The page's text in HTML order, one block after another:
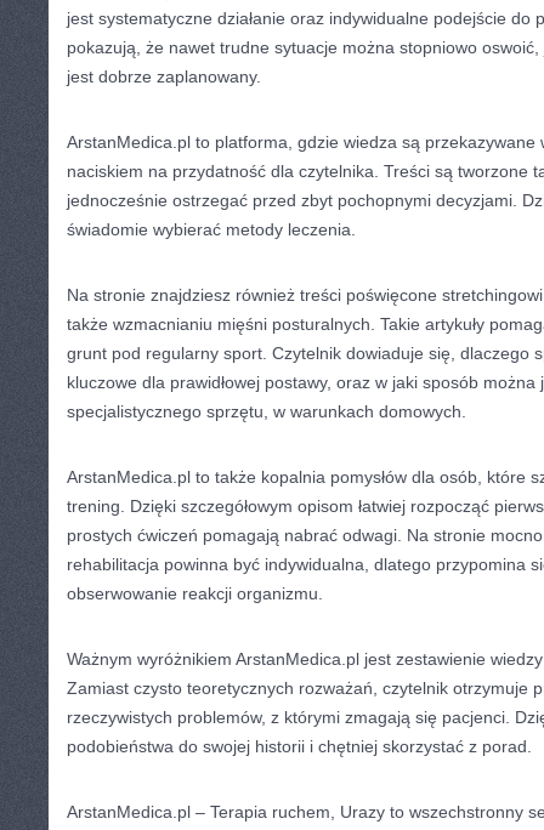
jest systematyczne działanie oraz indywidualne podejście do
pokazują, że nawet trudne sytuacje można stopniowo
jest dobrze zaplanowany.
ArstanMedica.pl to platforma, gdzie wiedza są przekazywane
naciskiem na przydatność dla czytelnika. Treści są tworzone
jednocześnie ostrzegać przed zbyt pochopnymi decyzjami.
świadomie wybierać metody leczenia.
Na stronie znajdziesz również treści poświęcone
także wzmacnianiu mięśni posturalnych. Takie artykuły
grunt pod regularny sport. Czytelnik dowiaduje się, dlaczego
kluczowe dla prawidłowej postawy, oraz w jaki sposób można
specjalistycznego sprzętu, w warunkach domowych.
ArstanMedica.pl to także kopalnia pomysłów dla osób, które
trening. Dzięki szczegółowym opisom łatwiej rozpocząć
prostych ćwiczeń pomagają nabrać odwagi. Na stronie
rehabilitacja powinna być indywidualna, dlatego przypomina
obserwowanie reakcji organizmu.
Ważnym wyróżnikiem ArstanMedica.pl jest zestawienie
Zamiast czysto teoretycznych rozważań, czytelnik otrzymuje
rzeczywistych problemów, z którymi zmagają się pacjenci.
podobieństwa do swojej historii i chętniej skorzystać z porad.
ArstanMedica.pl – Terapia ruchem, Urazy to wszechstronny